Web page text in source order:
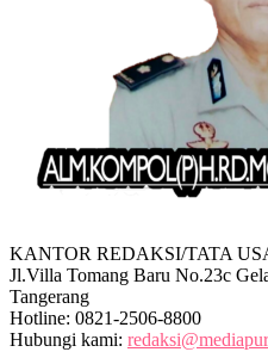
KANTOR REDAKSI/TATA
Jl.Villa Tomang Baru No.23c
Tangerang
Hotline: 0821-2506-8800
Hubungi kami: